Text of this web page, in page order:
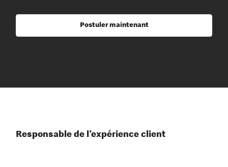
Postuler maintenant
Responsable de l’expérience client